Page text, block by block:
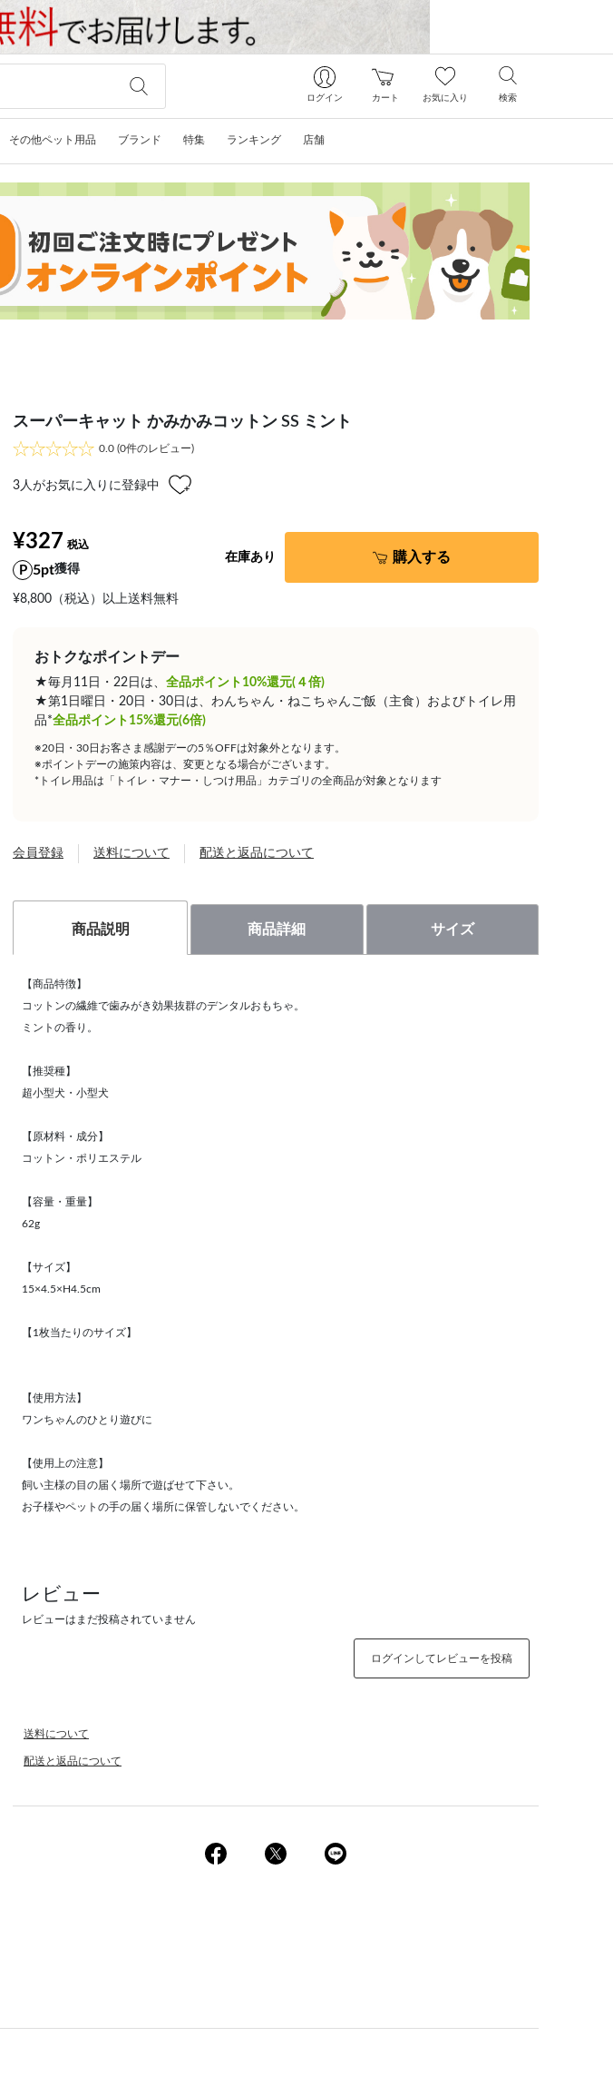
ログイン カート お気に入り 検索
その他ペット用品 ブランド 特集 ランキング 店舗
スーパーキャット かみかみコットン SS ミント
0.0 (0件のレビュー)
3人がお気に入りに登録中
¥327
5pt獲得
¥8,800（税込）以上送料無料
在庫あり 購入する
おトクなポイントデー
★毎月11日・22日は、 全品ポイント10%還元(４倍)
★第1日曜日・20日・30日は、わんちゃん・ねこちゃんご飯（主食）およびトイレ用
品*全品ポイント15%還元(6倍)
※20日・30日お客さま感謝デーの5％OFFは対象外となります。
※ポイントデーの施策内容は、変更となる場合がございます。
*トイレ用品は「トイレ・マナー・しつけ用品」カテゴリの全商品が対象となります
会員登録 送料について 配送と返品について
商品説明 商品詳細 サイズ
【商品特徴】
コットンの繊維で歯みがき効果抜群のデンタルおもちゃ。
ミントの香り。
【推奨種】
超小型犬・小型犬
【原材料・成分】
コットン・ポリエステル
【容量・重量】
62g
【サイズ】
15×4.5×H4.5cm
【1枚当たりのサイズ】
【使用方法】
ワンちゃんのひとり遊びに
【使用上の注意】
飼い主様の目の届く場所で遊ばせて下さい。
お子様やペットの手の届く場所に保管しないでください。
レビュー
レビューはまだ投稿されていません
ログインしてレビューを投稿
送料について
配送と返品について